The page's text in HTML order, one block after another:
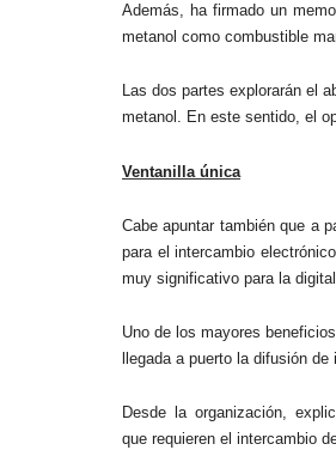
Además, ha firmado un
metanol como combustible
Las dos partes explorarán el
metanol. En este sentido, el
Ventanilla única
Cabe apuntar también que a
para el intercambio
muy significativo para la
Uno de los mayores
llegada a puerto la difusión
Desde la organización,
que requieren el intercambio